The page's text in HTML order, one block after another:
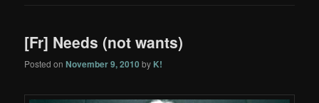
[Fr] Needs (not wants)
Posted onNovember 9, 2010 by K!